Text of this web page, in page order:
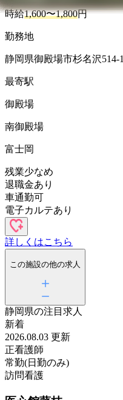
時給1,600〜1,800円
勤務地
静岡県御殿場市杉名沢514-1
最寄駅
御殿場
南御殿場
富士岡
残業少なめ
退職金あり
車通勤可
電子カルテあり
詳しくはこちら
この施設の他の求人
静岡県の注目求人
新着
2026.08.03 更新
正看護師
常勤(日勤のみ)
訪問看護